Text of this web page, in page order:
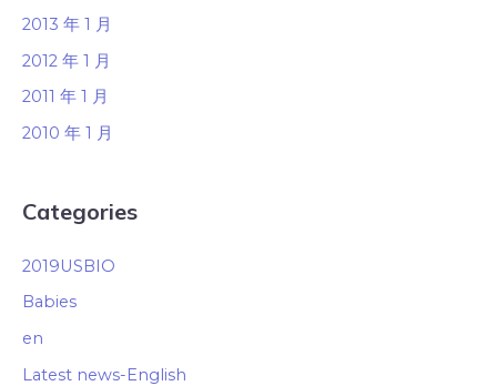
2013 年 1 月
2012 年 1 月
2011 年 1 月
2010 年 1 月
Categories
2019USBIO
Babies
en
Latest news-English